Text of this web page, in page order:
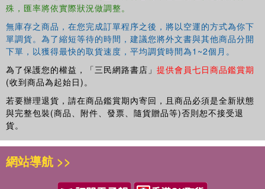
殊，匯率將依實際狀況做調整。
無庫存之商品，在您完成訂單程序之後，將以空運的方式為你下
單調貨。為了縮短等待的時間，建議您將外文書與其他商品分開
下單，以獲得最快的取貨速度，平均調貨時間為1~2個月。
為了保護您的權益，「三民網路書店」 提供會員七日商品鑑賞期
(收到商品為起始日)。
若要辦理退貨，請在商品鑑賞期內寄回，且商品必須是全新狀態
與完整包裝(商品、附件、發票、隨貨贈品等)否則恕不接受退
貨。
網站導航 >>